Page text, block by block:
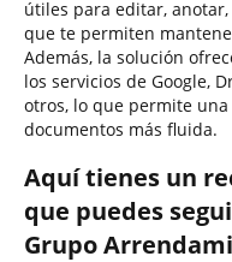
útiles para editar,
que te permiten
Además, la solución
los servicios de Google,
otros, lo que permite
documentos más fluida.
Aquí tienes un
que puedes
Grupo